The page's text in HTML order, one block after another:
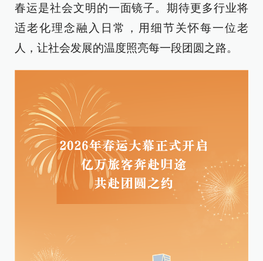
春运是社会文明的一面镜子。期待更多行业将
适老化理念融入日常，用细节关怀每一位老
人，让社会发展的温度照亮每一段团圆之路。